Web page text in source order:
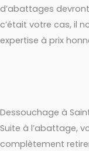
d’abattages
c’était votre cas, il
expertise à prix
Dessouchage à
Suite à l’abattage,
complètement